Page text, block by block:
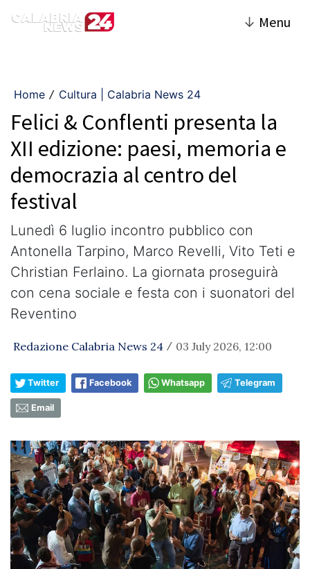
↓ Menu
Home / Cultura | Calabria News 24
Felici & Conflenti presenta la
XII edizione: paesi, memoria e
democrazia al centro del
festival
Lunedì 6 luglio incontro pubblico con
Antonella Tarpino, Marco Revelli, Vito Teti e
Christian Ferlaino. La giornata proseguirà
con cena sociale e festa con i suonatori del
Reventino
Redazione Calabria News 24 / 03 July 2026, 12:00
Twitter Facebook Whatsapp Telegram
Email